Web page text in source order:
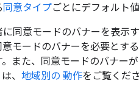
同意タイプごとにデフォルト
に同意モードのバナーを表示
意モードのバナーを必要とす
。また、同意モードのバナー
、 地域別の 動作をご覧くださ